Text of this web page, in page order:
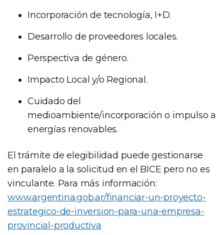
Incorporación de tecnología, I+D.
Desarrollo de proveedores locales.
Perspectiva de género.
Impacto Local y/o Regional.
Cuidado del
medioambiente/incorporación o impulso a
energías renovables.
El trámite de elegibilidad puede gestionarse
en paralelo a la solicitud en el BICE pero no es
vinculante. Para más información:
www.argentina.gob.ar/financiar-un-proyecto-
estrategico-de-inversion-para-una-empresa-
provincial-productiva